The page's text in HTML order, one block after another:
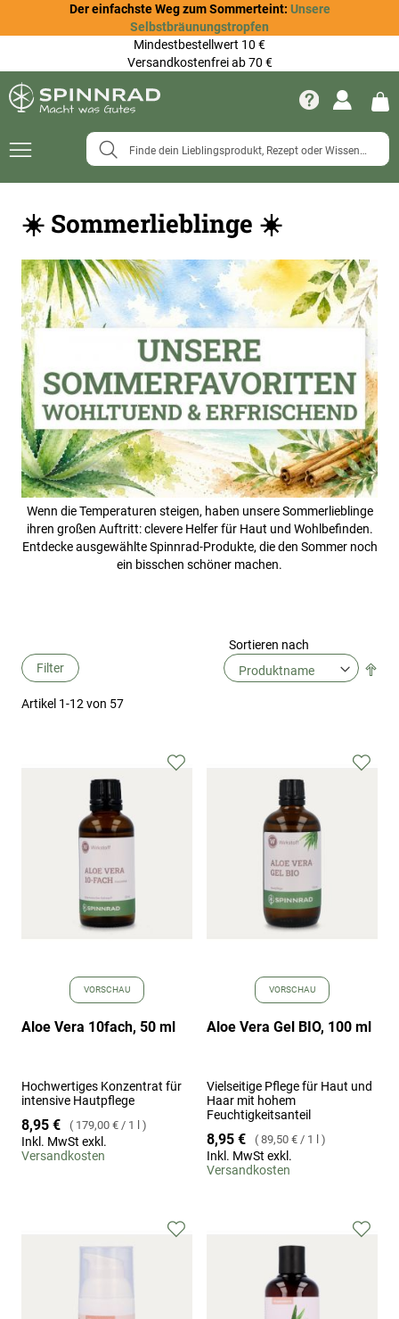
Der einfachste Weg zum Sommerteint: Unsere
Selbstbräunungstropfen
Mindestbestellwert 10 €
Versandkostenfrei ab 70 €
Navigation
☀️ Sommerlieblinge ☀️
Wenn die Temperaturen steigen, haben unsere Sommerlieblinge
ihren großen Auftritt: clevere Helfer für Haut und Wohlbefinden.
Entdecke ausgewählte Spinnrad-Produkte, die den Sommer noch
ein bisschen schöner machen.
Filter
Artikel 1-12 von 57
Sortieren nach
VORSCHAU
Aloe Vera 10fach, 50 ml
Hochwertiges Konzentrat für
intensive Hautpflege
8,95 € 179,00 € / 1 l
Inkl. MwSt exkl.
Versandkosten
Zur
VORSCHAU
Aloe Vera Gel BIO, 100 ml
Vielseitige Pflege für Haut und
Haar mit hohem
Feuchtigkeitsanteil
8,95 € 89,50 € / 1 l
Inkl. MwSt exkl.
Versandkosten
Zur
Zur Zur